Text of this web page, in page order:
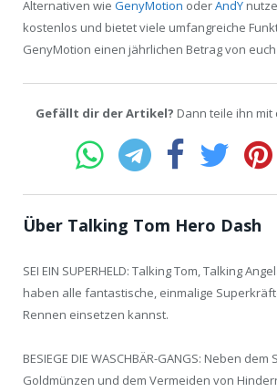
Alternativen wie GenyMotion oderAndY
kostenlos und bietet viele umfangreiche
GenyMotion einen jährlichen Betrag von
Gefällt dir der Artikel? Dann teile ihn
Über Talking Tom Hero Dash
SEI EIN SUPERHELD: Talking Tom, Talking
haben alle fantastische, einmalige
Rennen einsetzen kannst.
BESIEGE DIE WASCHBÄR-GANGS: Neben
Goldmünzen und dem Vermeiden von